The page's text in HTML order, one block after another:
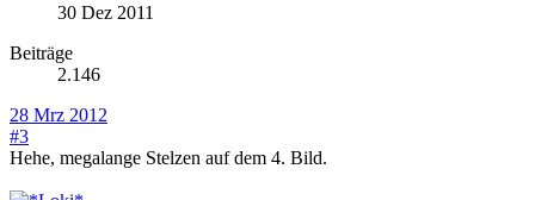
30 Dez 2011
Beiträge
2.146
28 Mrz 2012
#3
Hehe, megalange Stelzen auf dem 4. Bild.